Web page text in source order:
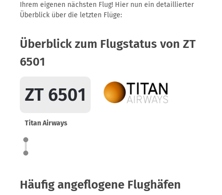
Ihrem eigenen nächsten Flug! Hier nun ein detaillierter
Überblick über die letzten Flüge:
Überblick zum Flugstatus von ZT
6501
ZT 6501
Titan Airways
Häufig angeflogene Flughäfen